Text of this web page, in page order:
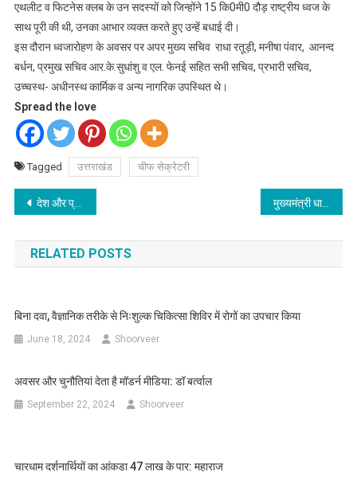
एथलीट व फिटनेस क्लब के उन सदस्यों को जिन्होंने 15 कि0मी0 दौड़ राष्ट्रीय ध्वज के
साथ पूरी की थी, उनका आभार व्यक्त करते हुए उन्हें बधाई दी।
इस दौरान ध्वजारोहण के अवसर पर अपर मुख्य सचिव राधा रतूड़ी, मनीषा पंवार, आनन्द
बर्धन, प्रमुख सचिव आर.के.सुधांशु व एल. फेनई सहित सभी सचिव, प्रभारी सचिव,
उच्चस्थ- अधीनस्थ कार्मिक व अन्य नागरिक उपस्थित थे।
Spread the love
Tagged उत्तराखंड चीफ सेक्रेटरी
Post
navigation
देश और प्रदेश में उल्लास और धूमधाम से मनाई गई स्वाधीनता दिवस की 74वीं वर्षगांठ, सरकारी और अर्धसरकारी कार्यालयों में फहराया गया तिरंगा, देहरादून में सीएम ने सार्वजनिक ध्वजारोहण किया, सी एम धामी ने की अनेक घोषणा, 10 वी और 12 वे के छात्रो को मिलेगा टेबलेट मुख्यमंत्री धामी ने प्रदेश की ग्रीष्मकालीन राजधानी गैरसैंण (भराड़ीसैंण) विधानसभा परिसर में स्वतंत्रता दिवस पर ध्वजारोहण किया
RELATED POSTS
बिना दवा, वैज्ञानिक तरीके से निःशुल्क चिकित्सा शिविर में रोगों का उपचार किया
June 18, 2024 Shoorveer
अवसर और चुनौतियां देता है मॉडर्न मीडिया: डॉ बर्त्वाल
September 22, 2024 Shoorveer
चारधाम दर्शनार्थियों का आंकडा 47 लाख के पार: महाराज